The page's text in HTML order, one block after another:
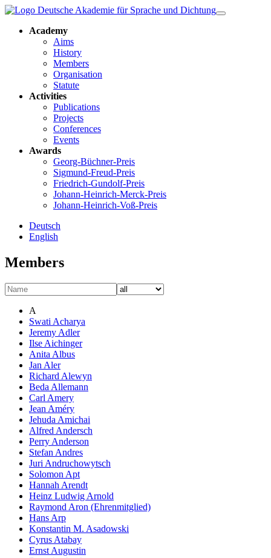
Academy
Aims
History
Members
Organisation
Statute
Activities
Publications
Projects
Conferences
Events
Awards
Georg-Büchner-Preis
Sigmund-Freud-Preis
Friedrich-Gundolf-Preis
Johann-Heinrich-Merck-Preis
Johann-Heinrich-Voß-Preis
Deutsch
English
Members
A
Swati Acharya
Jeremy Adler
Ilse Aichinger
Anita Albus
Jan Aler
Richard Alewyn
Beda Allemann
Carl Amery
Jean Améry
Jehuda Amichai
Alfred Andersch
Perry Anderson
Stefan Andres
Juri Andruchowytsch
Solomon Apt
Hannah Arendt
Heinz Ludwig Arnold
Raymond Aron (Ehrenmitglied)
Hans Arp
Konstantin M. Asadowski
Cyrus Atabay
Ernst Augustin